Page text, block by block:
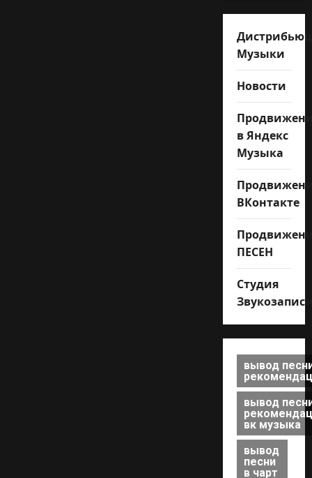
Музыки
Новости
в Яндекс
Музыка
ВКонтакте
ПЕСЕН
Студия
вывод
вывод
вк музыка
вывод
песни
в чарт